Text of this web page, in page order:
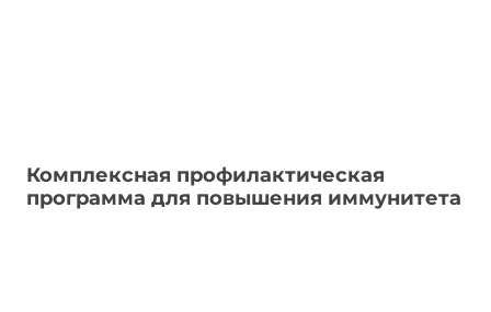
Комплексная профилактическая
программа для повышения иммунитета